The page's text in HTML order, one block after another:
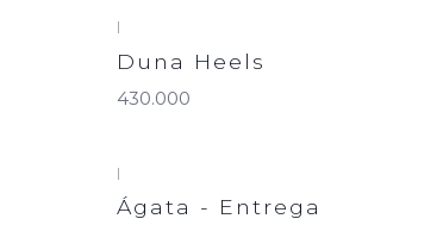
|
Duna Heels
430.000
|
Ágata - Entrega